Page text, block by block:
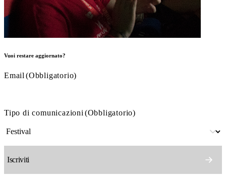
Vuoi restare aggiornato?
Email (Obbligatorio)
Tipo di comunicazioni (Obbligatorio)